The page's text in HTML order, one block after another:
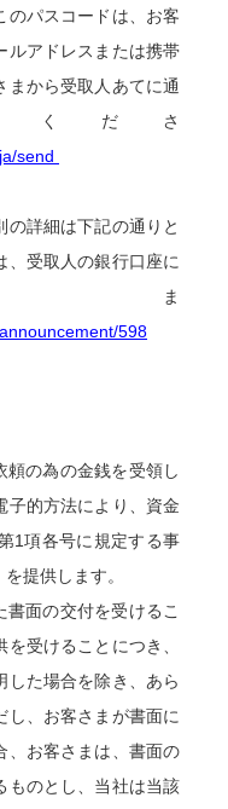
のパスコードは、お客
ルアドレスまたは携帯
まから受取人あてに通
くださ
send
詳細は下記の通りと
、受取人の銀行口座に
ま
598
の為の金銭を受領し
子的方法により、資金
1項各号に規定する事
提供します。
面の交付を受けるこ
受けることにつき、
した場合を除き、あら
し、お客さまが書面に
、お客さまは、書面の
ものとし、当社は当該